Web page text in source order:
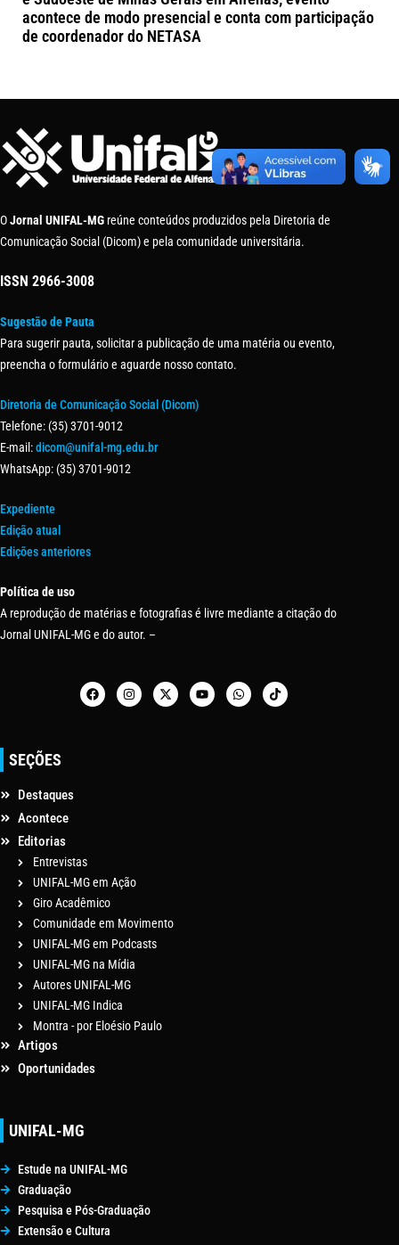
acontece de modo presencial e conta com participação
de coordenador do NETASA
OJornal UNIFAL-MG reúne conteúdos produzidos pela Diretoria de
Comunicação Social (Dicom) e pela comunidade universitária.
ISSN 2966-3008
Sugestão de Pauta
Para sugerir pauta, solicitar a publicação de uma matéria ou evento,
preencha o formulário e aguarde nosso contato.
Diretoria de Comunicação Social (Dicom)
Telefone: (35) 3701-9012
E-mail:dicom@unifal-mg.edu.br
WhatsApp: (35) 3701-9012
Expediente
Edição atual
Edições anteriores
Política de uso
A reprodução de matérias e fotografias é livre mediante a citação do
Jornal UNIFAL-MG e do autor. –
SEÇÕES
Destaques
Acontece
Editorias
Entrevistas
UNIFAL-MG em Ação
Giro Acadêmico
Comunidade em Movimento
UNIFAL-MG em Podcasts
UNIFAL-MG na Mídia
Autores UNIFAL-MG
UNIFAL-MG Indica
Montra - por Eloésio Paulo
Artigos
Oportunidades
UNIFAL-MG
Estude na UNIFAL-MG
Graduação
Pesquisa e Pós-Graduação
Extensão e Cultura